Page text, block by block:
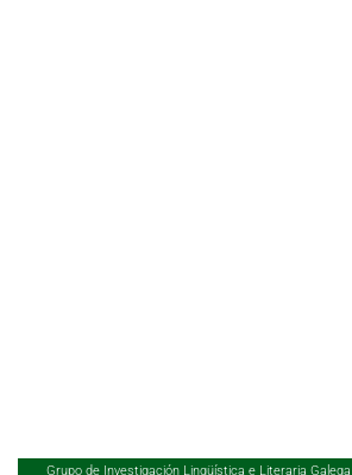
Grupo de Investigación Lingüística e Literaria Galega